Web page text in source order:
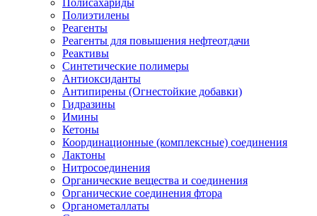
Полисахариды
Полиэтилены
Реагенты
Реагенты для повышения нефтеотдачи
Реактивы
Синтетические полимеры
Антиоксиданты
Антипирены (Огнестойкие добавки)
Гидразины
Имины
Кетоны
Координационные (комплексные) соединения
Лактоны
Нитросоединения
Органические вещества и соединения
Органические соединения фтора
Органометаллаты